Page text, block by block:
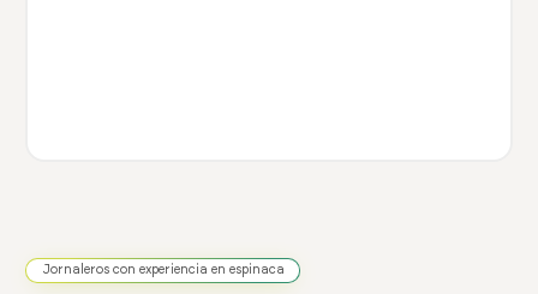
Jornaleros con experiencia en espinaca